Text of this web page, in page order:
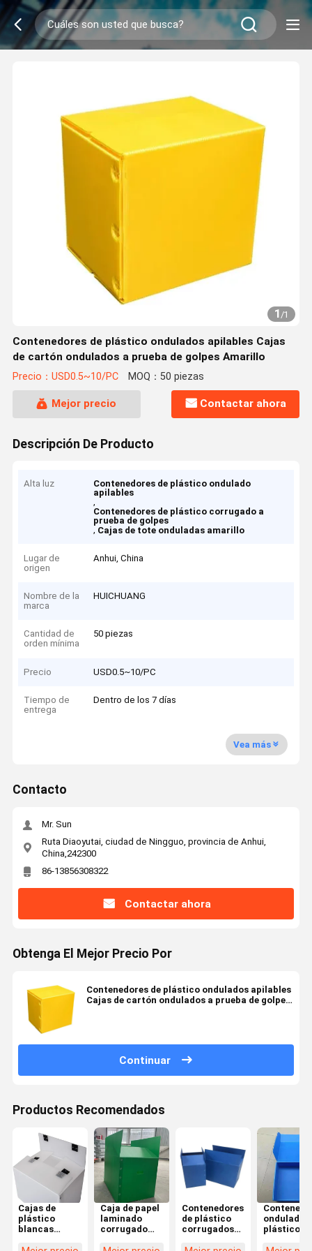
1/1
Contenedores de plástico ondulados apilables Cajas
de cartón ondulados a prueba de golpes Amarillo
Precio：USD0.5~10/PC MOQ：50 piezas
Mejor precio Contactar ahora
Descripción De Producto
Alta luz
Contenedores de plástico ondulado
apilables
,
Contenedores de plástico corrugado a
prueba de golpes
, Cajas de tote onduladas amarillo
Lugar de
origen
Anhui, China
Nombre de la
marca
HUICHUANG
Cantidad de
orden mínima
50 piezas
Precio USD0.5~10/PC
Tiempo de
entrega
Dentro de los 7 días
Vea más
Contacto
Mr. Sun
Ruta Diaoyutai, ciudad de Ningguo, provincia de Anhui,
China,242300
86-13856308322
Contactar ahora
Obtenga El Mejor Precio Por
Contenedores de plástico ondulados apilables
Cajas de cartón ondulados a prueba de golpes
Continuar
Productos Recomendados
Cajas de
plástico
blancas
Caja de papel
laminado
corrugado
Contenedores
de plástico
corrugados
ondulados
plástico